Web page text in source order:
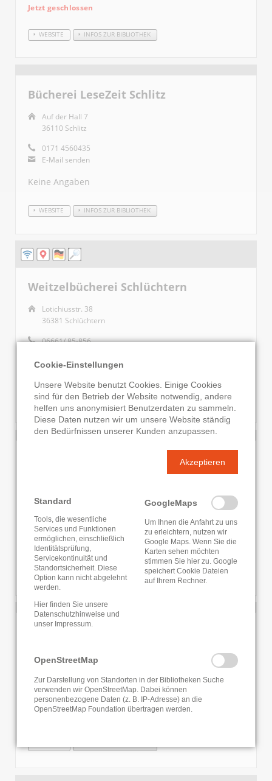
Jetzt geschlossen
WEBSITE INFOS ZUR BIBLIOTHEK
Bücherei LeseZeit Schlitz
Auf der Hall 7
36110 Schlitz
0171 4560435
E-Mail senden
Keine Angaben
WEBSITE INFOS ZUR BIBLIOTHEK
Weitzelbücherei Schlüchtern
Lotichiusstr. 38
36381 Schlüchtern
06661/ 85-856
WEBSITE INFOS ZUR BIBLIOTHEK
Ortsteilbücherei Oberquembach
E-Mail senden
Jetzt geschlossen
WEBSITE INFOS ZUR BIBLIOTHEK
Ortsteilbücherei Laufdorf
35641 Schöffengrund
06445/9244-0
E-Mail senden
Cookie-Einstellungen
Unsere Website benutzt Cookies. Einige Cookies
sind für den Betrieb der Website notwendig, andere
helfen uns anonymisiert Benutzerdaten zu sammeln.
Diese Daten nutzen wir um unsere Website ständig
den Bedürfnissen unserer Kunden anzupassen.
Akzeptieren
Standard
Tools, die wesentliche
Services und Funktionen
ermöglichen, einschließlich
Identitätsprüfung,
Servicekontinuität und
Standortsicherheit. Diese
Option kann nicht abgelehnt
werden.
Hier finden Sie unsere
Datenschutzhinweise und
unser Impressum.
GoogleMaps
Um Ihnen die Anfahrt zu uns
zu erleichtern, nutzen wir
Google Maps. Wenn Sie die
Karten sehen möchten
stimmen Sie hier zu. Google
speichert Cookie Dateien
auf Ihrem Rechner.
OpenStreetMap
Zur Darstellung von Standorten in der Bibliotheken Suche
verwenden wir OpenStreetMap. Dabei können
personenbezogene Daten (z. B. IP-Adresse) an die
OpenStreetMap Foundation übertragen werden.